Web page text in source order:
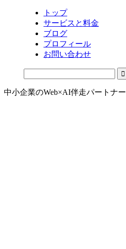
トップ
サービスと料金
ブログ
プロフィール
お問い合わせ
中小企業のWeb×AI伴走パートナー